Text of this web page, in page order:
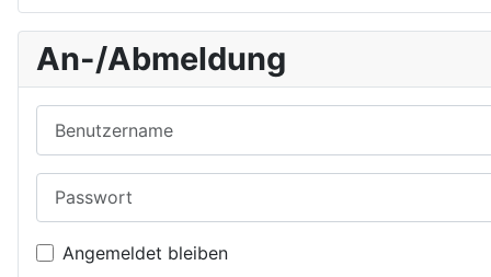
An-/Abmeldung
Angemeldet bleiben